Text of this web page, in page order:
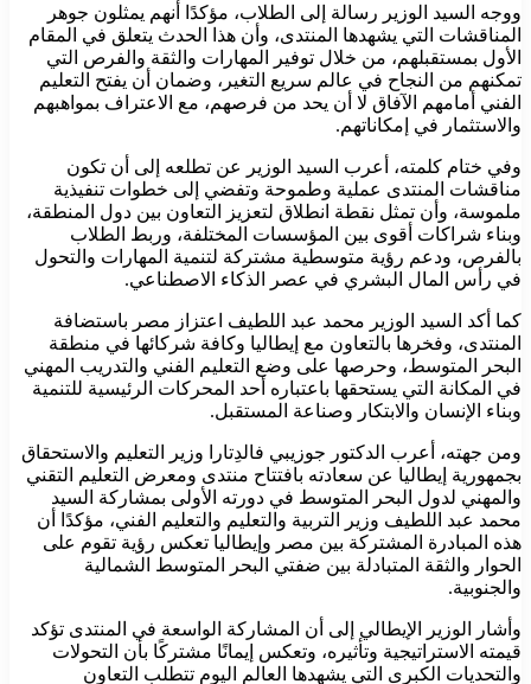
ووجه السيد الوزير رسالة إلى الطلاب، مؤكدًا أنهم يمثلون جوهر
المناقشات التي يشهدها المنتدى، وأن هذا الحدث يتعلق في المقام
الأول بمستقبلهم، من خلال توفير المهارات والثقة والفرص التي
تمكنهم من النجاح في عالم سريع التغير، وضمان أن يفتح التعليم
الفني أمامهم الآفاق لا أن يحد من فرصهم، مع الاعتراف بمواهبهم
والاستثمار في إمكاناتهم.
وفي ختام كلمته، أعرب السيد الوزير عن تطلعه إلى أن تكون
مناقشات المنتدى عملية وطموحة وتفضي إلى خطوات تنفيذية
ملموسة، وأن تمثل نقطة انطلاق لتعزيز التعاون بين دول المنطقة،
وبناء شراكات أقوى بين المؤسسات المختلفة، وربط الطلاب
بالفرص، ودعم رؤية متوسطية مشتركة لتنمية المهارات والتحول
في رأس المال البشري في عصر الذكاء الاصطناعي.
كما أكد السيد الوزير محمد عبد اللطيف اعتزاز مصر باستضافة
المنتدى، وفخرها بالتعاون مع إيطاليا وكافة شركائها في منطقة
البحر المتوسط، وحرصها على وضع التعليم الفني والتدريب المهني
في المكانة التي يستحقها باعتباره أحد المحركات الرئيسية للتنمية
وبناء الإنسان والابتكار وصناعة المستقبل.
ومن جهته، أعرب الدكتور جوزيبي فالدِتارا وزير التعليم والاستحقاق
بجمهورية إيطاليا عن سعادته بافتتاح منتدى ومعرض التعليم التقني
والمهني لدول البحر المتوسط في دورته الأولى بمشاركة السيد
محمد عبد اللطيف وزير التربية والتعليم والتعليم الفني، مؤكدًا أن
هذه المبادرة المشتركة بين مصر وإيطاليا تعكس رؤية تقوم على
الحوار والثقة المتبادلة بين ضفتي البحر المتوسط الشمالية
والجنوبية.
وأشار الوزير الإيطالي إلى أن المشاركة الواسعة في المنتدى تؤكد
قيمته الاستراتيجية وتأثيره، وتعكس إيمانًا مشتركًا بأن التحولات
والتحديات الكبرى التي يشهدها العالم اليوم تتطلب التعاون